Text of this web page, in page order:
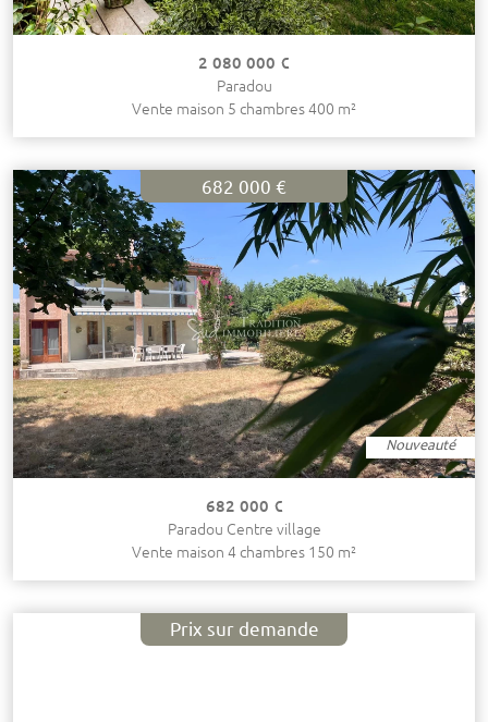
2 080 000 €
Paradou
Vente maison 5 chambres 400 m²
682 000 €
Nouveauté
682 000 €
Paradou Centre village
Vente maison 4 chambres 150 m²
Prix sur demande